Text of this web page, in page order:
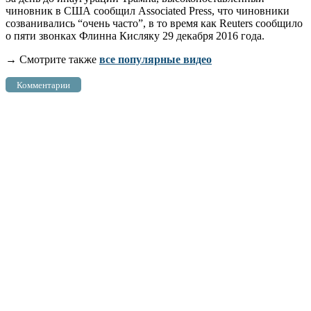
чиновник в США сообщил Associated Press, что чиновники
созванивались “очень часто”, в то время как Reuters сообщило
о пяти звонках Флинна Кисляку 29 декабря 2016 года.
→ Смотрите также все популярные видео
Комментарии